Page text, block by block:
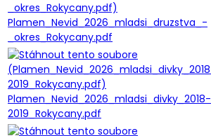
Plamen_Nevid_2026_mladsi_druzstva_-
_okres_Rokycany.pdf
Plamen_Nevid_2026_mladsi_divky_2018-
2019_Rokycany.pdf